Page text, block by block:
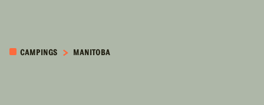
CONTENUCAMPINGS MANITOBA